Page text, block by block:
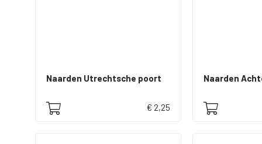
Naarden Utrechtsche poort
€ 2,25